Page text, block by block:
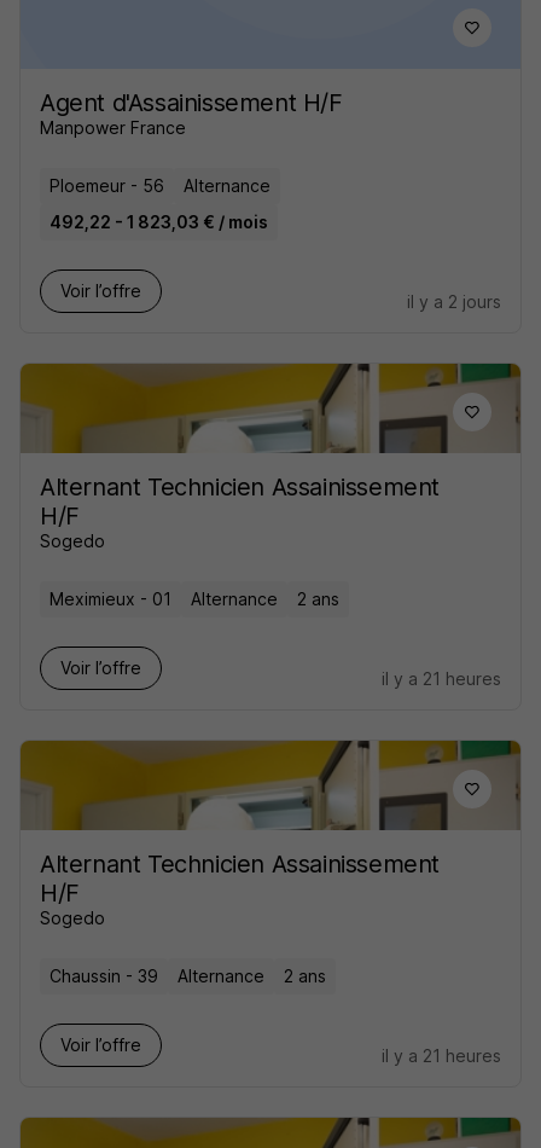
Agent d'Assainissement H/F
Manpower France
Ploemeur - 56
Alternance
492,22 - 1 823,03 € / mois
Voir l’offre
il y a 2 jours
Alternant Technicien Assainissement
H/F
Sogedo
Meximieux - 01 Alternance 2 ans
Voir l’offre
il y a 21 heures
Alternant Technicien Assainissement
H/F
Sogedo
Chaussin - 39 Alternance 2 ans
Voir l’offre
il y a 21 heures